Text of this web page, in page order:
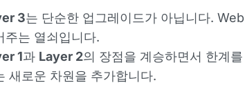
3는 단순한 업그레이드가 아닙니다.
주는 열쇠입니다.
1과 Layer 2의 장점을 계승하면서 한계
새로운 차원을 추가합니다.